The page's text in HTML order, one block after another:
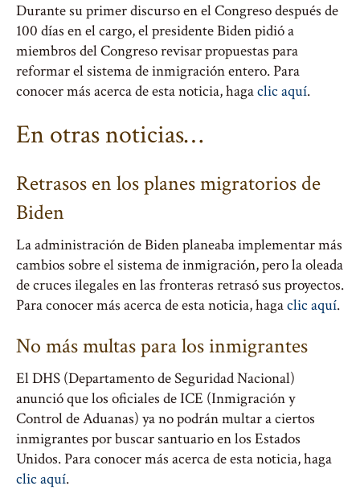
Durante su primer discurso en el Congreso después de
100 días en el cargo, el presidente Biden pidió a
miembros del Congreso revisar propuestas para
reformar el sistema de inmigración entero. Para
conocer más acerca de esta noticia, hagaclic aquí.
En otras noticias…
Retrasos en los planes migratorios de
Biden
La administración de Biden planeaba implementar más
cambios sobre el sistema de inmigración, pero la oleada
de cruces ilegales en las fronteras retrasó sus proyectos.
Para conocer más acerca de esta noticia, hagaclic aquí.
No más multas para los inmigrantes
El DHS (Departamento de Seguridad Nacional)
anunció que los oficiales de ICE (Inmigración y
Control de Aduanas) ya no podrán multar a ciertos
inmigrantes por buscar santuario en los Estados
Unidos. Para conocer más acerca de esta noticia, haga
clic aquí.